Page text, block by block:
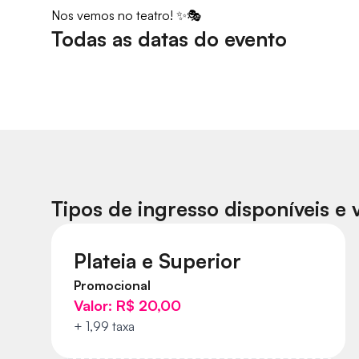
Nos vemos no teatro! ✨🎭
Todas as datas do evento
Tipos de ingresso disponíveis e
Plateia e Superior
Promocional
Valor: R$ 20,00
+ 1,99 taxa